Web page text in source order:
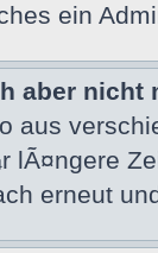
ein
aber nicht
aus
erneut